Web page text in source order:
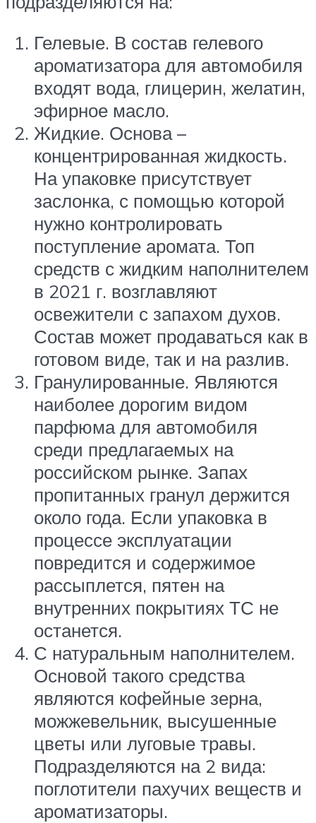
Гелевые. В состав гелевого
ароматизатора для автомобиля
входят вода, глицерин, желатин,
эфирное масло.
Жидкие. Основа –
концентрированная жидкость.
На упаковке присутствует
заслонка, с помощью которой
нужно контролировать
поступление аромата. Топ
средств с жидким наполнителем
в 2021 г. возглавляют
освежители с запахом духов.
Состав может продаваться как в
готовом виде, так и на разлив.
Гранулированные. Являются
наиболее дорогим видом
парфюма для автомобиля
среди предлагаемых на
российском рынке. Запах
пропитанных гранул держится
около года. Если упаковка в
процессе эксплуатации
повредится и содержимое
рассыплется, пятен на
внутренних покрытиях ТС не
останется.
С натуральным наполнителем.
Основой такого средства
являются кофейные зерна,
можжевельник, высушенные
цветы или луговые травы.
Подразделяются на 2 вида:
поглотители пахучих веществ и
ароматизаторы.